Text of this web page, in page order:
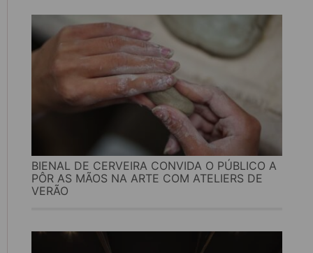
BIENAL DE CERVEIRA CONVIDA O PÚBLICO A
PÔR AS MÃOS NA ARTE COM ATELIERS DE
VERÃO